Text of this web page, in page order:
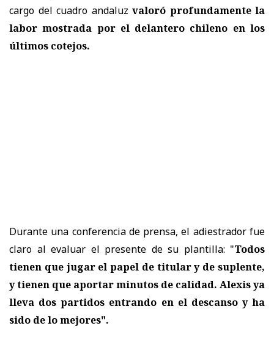
cargo del cuadro andaluz valoró profundamente la
labor mostrada por el delantero chileno en los
últimos cotejos.
Durante una conferencia de prensa, el adiestrador fue
claro al evaluar el presente de su plantilla: "Todos
tienen que jugar el papel de titular y de suplente,
y tienen que aportar minutos de calidad. Alexis ya
lleva dos partidos entrando en el descanso y ha
sido de lo mejores".